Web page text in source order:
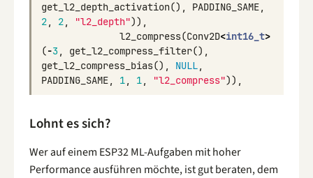
get_l2_depth_activation(), PADDING_SAME
2
2 "l2_depth")),
l2_compress(Conv2D<int16_t>
(-3 get_l2_compress_filter(),
get_l2_compress_bias(), NULL
PADDING_SAME
1 1 "l2_compress")),
Lohnt es sich?
Wer auf einem ESP32 ML-Aufgaben mit hoher
Performance ausführen möchte, ist gut beraten, dem